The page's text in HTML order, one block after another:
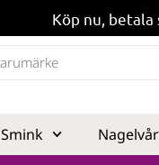
Köp nu, betala
Smink